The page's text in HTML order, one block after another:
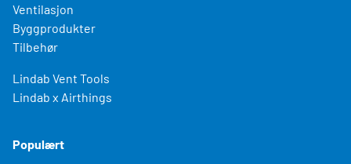
Ventilasjon
Byggprodukter
Tilbehør
Lindab Vent Tools
Lindab x Airthings
Populært